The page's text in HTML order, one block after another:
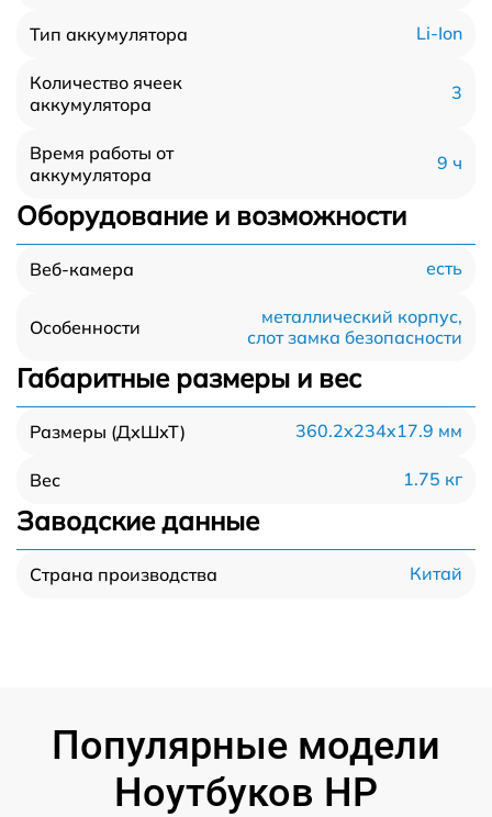
Тип аккумулятора Li-Ion
Количество ячеек
аккумулятора
3
Время работы от
аккумулятора
9 ч
Оборудование и возможности
Веб-камера есть
Особенности
металлический корпус,
слот замка безопасности
Габаритные размеры и вес
Размеры (ДхШхТ) 360.2x234x17.9 мм
Вес 1.75 кг
Заводские данные
Страна производства Китай
Популярные модели
Ноутбуков HP